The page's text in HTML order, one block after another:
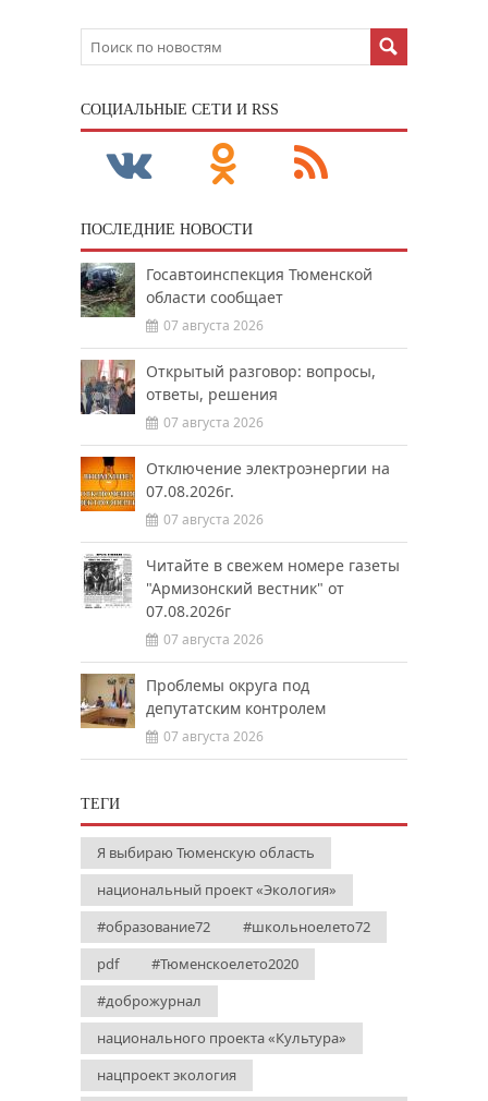
CОЦИАЛЬНЫЕ СЕТИ И RSS
ПОСЛЕДНИЕ НОВОСТИ
Госавтоинспекция Тюменской
области сообщает
07 августа 2026
Открытый разговор: вопросы,
ответы, решения
07 августа 2026
Отключение электроэнергии на
07.08.2026г.
07 августа 2026
Читайте в свежем номере газеты
"Армизонский вестник" от
07.08.2026г
07 августа 2026
Проблемы округа под
депутатским контролем
07 августа 2026
ТЕГИ
Я выбираю Тюменскую область
национальный проект «Экология»
#образование72
#школьноелето72
pdf
#Тюменскоелето2020
#доброжурнал
национального проекта «Культура»
нацпроект экология